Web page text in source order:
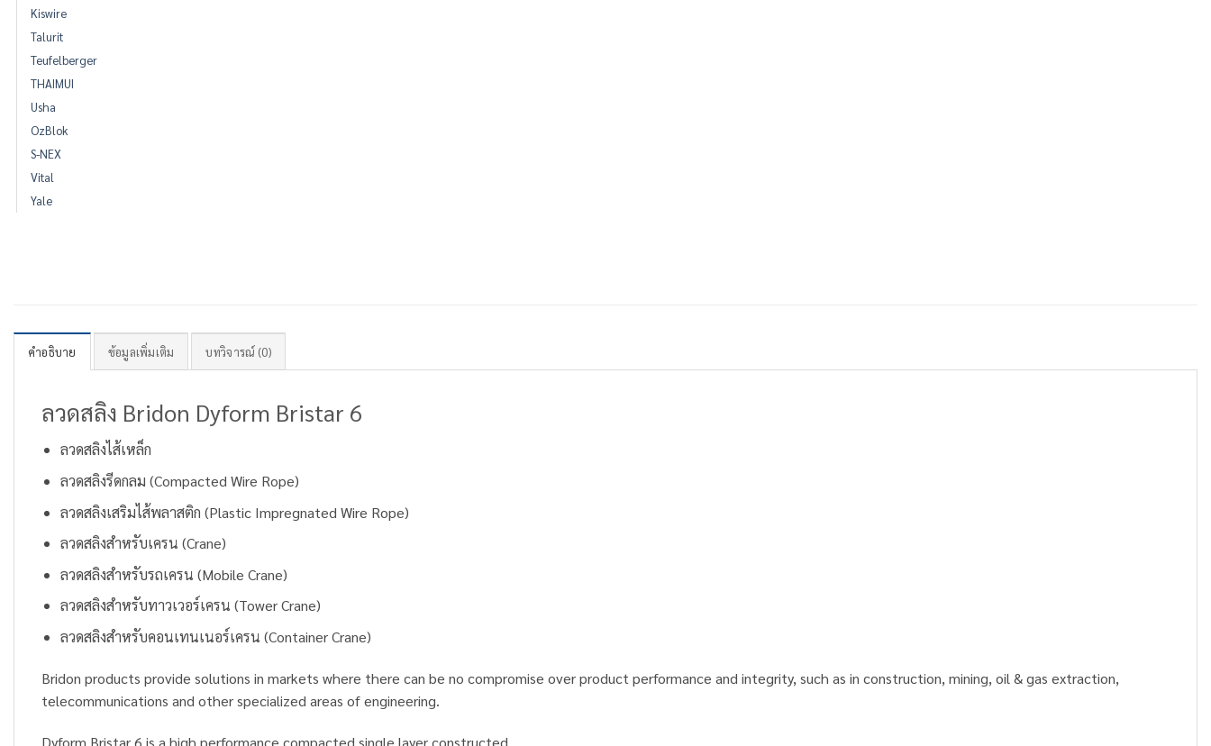
Kiswire
Talurit
Teufelberger
THAIMUI
Usha
OzBlok
S-NEX
Vital
Yale
คำอธิบาย ข้อมูลเพิ่มเติม บทวิจารณ์ (0)
ลวดสลิง Bridon Dyform Bristar 6
ลวดสลิงไส้เหล็ก
ลวดสลิงรีดกลม (Compacted Wire Rope)
ลวดสลิงเสริมไส้พลาสติก (Plastic Impregnated Wire Rope)
ลวดสลิงสำหรับเครน (Crane)
ลวดสลิงสำหรับรถเครน (Mobile Crane)
ลวดสลิงสำหรับทาวเวอร์เครน (Tower Crane)
ลวดสลิงสำหรับคอนเทนเนอร์เครน (Container Crane)
Bridon products provide solutions in markets where there can be no compromise over product performance and integrity, such as in construction, mining, oil & gas extraction,
telecommunications and other specialized areas of engineering.
Dyform Bristar 6 is a high performance compacted single layer constructed